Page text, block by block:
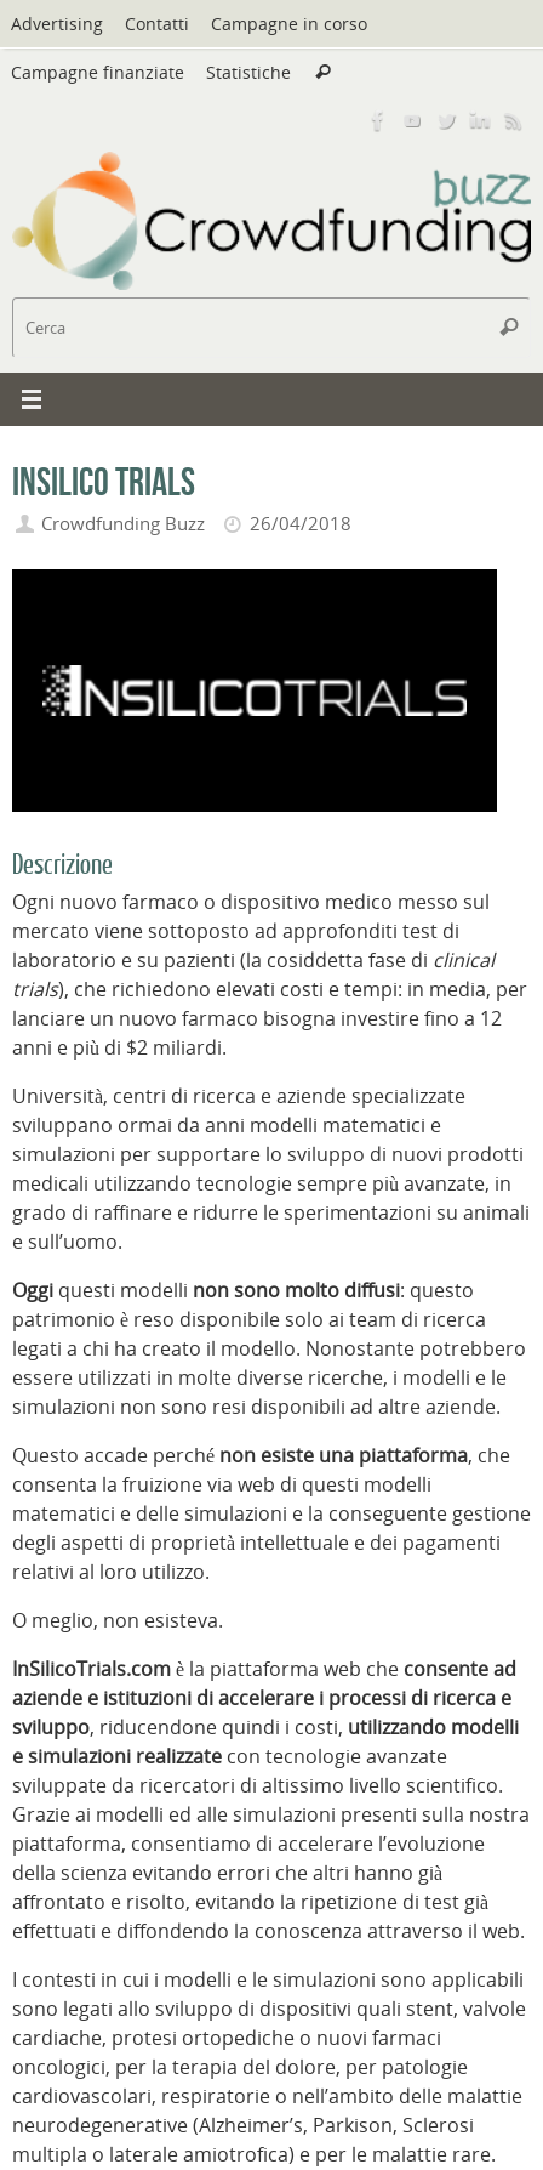
Vai
al
contenuto
Advertising Contatti Campagne in corso
Campagne finanziate Statistiche Cerca
Cerca
InSilico Trials
Crowdfunding Buzz 26/04/2018
Descrizione
Ogni nuovo farmaco o dispositivo medico messo sul
mercato viene sottoposto ad approfonditi test di
laboratorio e su pazienti (la cosiddetta fase di clinical
trials), che richiedono elevati costi e tempi: in media, per
lanciare un nuovo farmaco bisogna investire fino a 12
anni e più di $2 miliardi.
Università, centri di ricerca e aziende specializzate
sviluppano ormai da anni modelli matematici e
simulazioni per supportare lo sviluppo di nuovi prodotti
medicali utilizzando tecnologie sempre più avanzate, in
grado di raffinare e ridurre le sperimentazioni su animali
e sull’uomo.
Oggi questi modelli non sono molto diffusi: questo
patrimonio è reso disponibile solo ai team di ricerca
legati a chi ha creato il modello. Nonostante potrebbero
essere utilizzati in molte diverse ricerche, i modelli e le
simulazioni non sono resi disponibili ad altre aziende.
Questo accade perché non esiste una piattaforma, che
consenta la fruizione via web di questi modelli
matematici e delle simulazioni e la conseguente gestione
degli aspetti di proprietà intellettuale e dei pagamenti
relativi al loro utilizzo.
O meglio, non esisteva.
InSilicoTrials.comè la piattaforma web che consente ad
aziende e istituzioni di accelerare i processi di ricerca e
sviluppo, riducendone quindi i costi, utilizzando modelli
e simulazioni realizzate con tecnologie avanzate
sviluppate da ricercatori di altissimo livello scientifico.
Grazie ai modelli ed alle simulazioni presenti sulla nostra
piattaforma, consentiamo di accelerare l’evoluzione
della scienza evitando errori che altri hanno già
affrontato e risolto, evitando la ripetizione di test già
effettuati e diffondendo la conoscenza attraverso il web.
I contesti in cui i modelli e le simulazioni sono applicabili
sono legati allo sviluppo di dispositivi quali stent, valvole
cardiache, protesi ortopediche o nuovi farmaci
oncologici, per la terapia del dolore, per patologie
cardiovascolari, respiratorie o nell’ambito delle malattie
neurodegenerative (Alzheimer’s, Parkison, Sclerosi
multipla o laterale amiotrofica) e per le malattie rare.